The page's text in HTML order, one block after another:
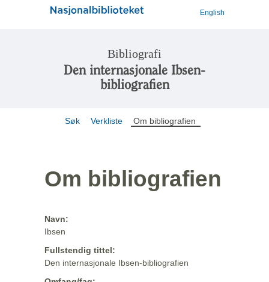
English
Bibliografi
Den internasjonale Ibsen-
bibliografien
Søk Verkliste Om bibliografien
Om bibliografien
Navn:
Ibsen
Fullstendig tittel:
Den internasjonale Ibsen-bibliografien